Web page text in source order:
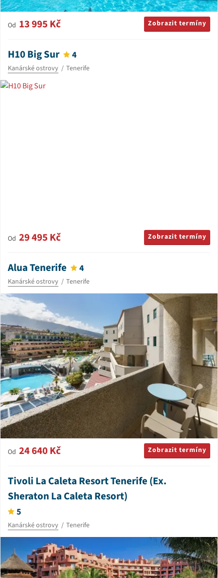
Od 13 995 Kč Zobrazit termíny
H10 Big Sur 4
Kanárské ostrovy Tenerife
Od 29 495 Kč Zobrazit termíny
Alua Tenerife 4
Kanárské ostrovy Tenerife
Od 24 640 Kč Zobrazit termíny
Tivoli La Caleta Resort Tenerife (Ex.
Sheraton La Caleta Resort)
5
Kanárské ostrovy Tenerife